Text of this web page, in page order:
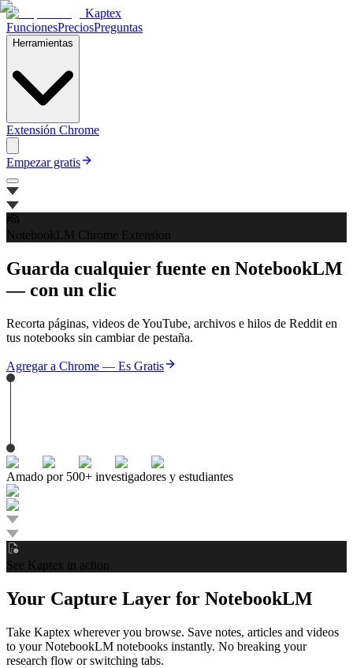
Kaptex
FuncionesPreciosPreguntas
Herramientas
Extensión Chrome
Empezar gratis
NotebookLM Chrome Extension
Guarda cualquier fuente en NotebookLM
— con un clic
Recorta páginas, videos de YouTube, archivos e hilos de Reddit en
tus notebooks sin cambiar de pestaña.
Agregar a Chrome — Es Gratis
Amado por 500+ investigadores y estudiantes
See Kaptex in action
Your Capture Layer for NotebookLM
Take Kaptex wherever you browse. Save notes, articles and videos
to your NotebookLM notebooks instantly. No breaking your
research flow or switching tabs.